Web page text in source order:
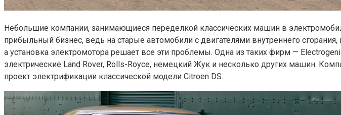
Небольшие компании, занимающиеся переделкой классических машин в
прибыльный бизнес, ведь на старые автомобили с двигателями внутреннего
а установка электромотора решает все эти проблемы. Одна из таких фирм —
электрические Land Rover, Rolls-Royce, немецкий Жук и несколько других машин.
проект электрификации классической модели Citroen DS.